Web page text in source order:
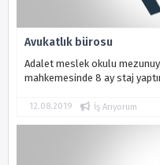
Avukatlık bürosu
Adalet meslek okulu
mahkemesinde 8 ay staj
12.08.2019 İş Arıyorum